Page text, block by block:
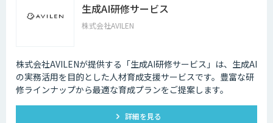
生成AI研修サービス
株式会社AVILEN
株式会社AVILENが提供する「生成AI研修サービス」は、生成AI
の実務活用を目的とした人材育成支援サービスです。豊富な研
修ラインナップから最適な育成プランをご提案します。
詳細を見る